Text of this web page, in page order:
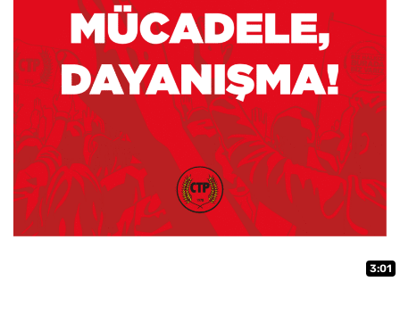
3:01